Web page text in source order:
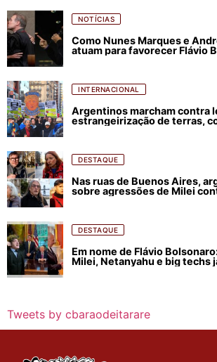
NOTÍCIAS
Como Nunes Marques e
atuam para favorecer Flávio
INTERNACIONAL
Argentinos marcham contra
estrangeirização de terras,
DESTAQUE
Nas ruas de Buenos Aires,
sobre agressões de Milei
DESTAQUE
Em nome de Flávio
Milei, Netanyahu e big techs
Tweets by cbaraodeitarare